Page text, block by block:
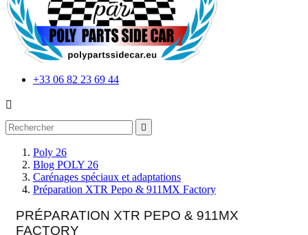
+33 06 82 23 69 44


Poly 26
Blog POLY 26
Carénages spéciaux et adaptations
Préparation XTR Pepo & 911MX Factory
PRÉPARATION XTR PEPO & 911MX
FACTORY